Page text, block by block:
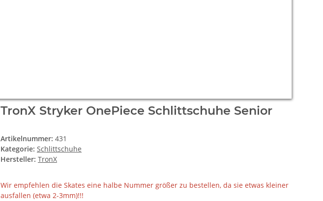
TronX Stryker OnePiece Schlittschuhe Senior
Artikelnummer: 431
Kategorie: Schlittschuhe
Hersteller: TronX
Wir empfehlen die Skates eine halbe Nummer größer zu bestellen, da sie etwas kleiner
ausfallen (etwa 2-3mm)!!!